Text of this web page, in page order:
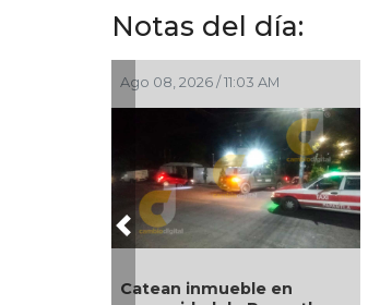
Notas del día:
Ago 08, 2026 / 7:20 AM
6 reveladoras frases sobre
Previous